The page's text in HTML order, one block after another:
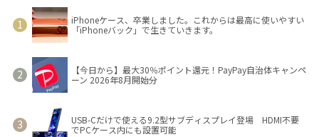
iPhoneケース、卒業しました。これからは最高に使いやすい
「iPhoneバック」で生きていきます。
【今日から】最大30％ポイント還元！PayPay自治体キャンペ
ーン 2026年8月開始分
USB-Cだけで使える9.2型サブディスプレイ登場 HDMI不要
でPCケース内にも設置可能